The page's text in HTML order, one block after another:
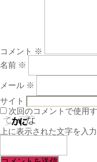
コメント ※
名前 ※
メール ※
サイト
次回のコメントで使用
上に表示された文字を入力